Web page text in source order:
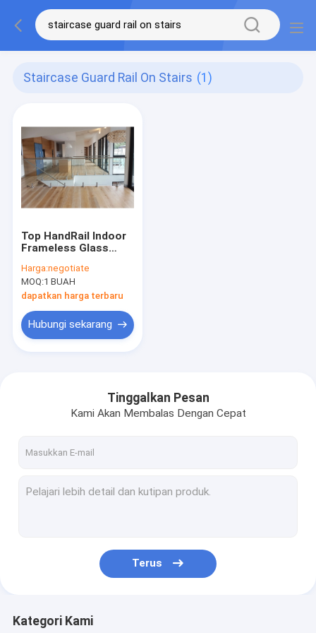
Staircase Guard Rail On Stairs (1)
Top HandRail Indoor
Frameless Glass
Guard Rail On Stairs
Harga:negotiate
MOQ:1 BUAH
dapatkan harga terbaru
Hubungi sekarang
Tinggalkan Pesan
Kami Akan Membalas Dengan Cepat
Terus
Kategori Kami